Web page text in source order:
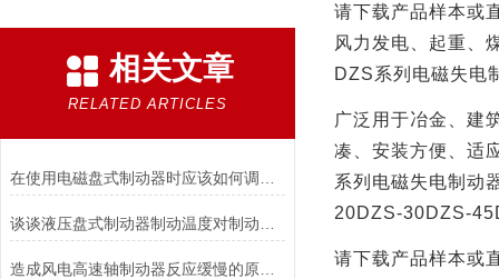
相关文章
RELATED ARTICLES
造成风电高速轴制动器反应缓慢的原因有哪些？
请下载产品样本或
风力发电、起重、
DZS系列电磁失电
广泛用于冶金、建
凑、安装方便、适
系列电磁失电制动
20DZS-30DZS-
请下载产品样本或